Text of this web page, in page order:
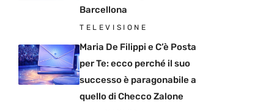
Barcellona
TELEVISIONE
Maria De Filippi e C’è Posta
per Te: ecco perché il suo
successo è paragonabile a
quello di Checco Zalone